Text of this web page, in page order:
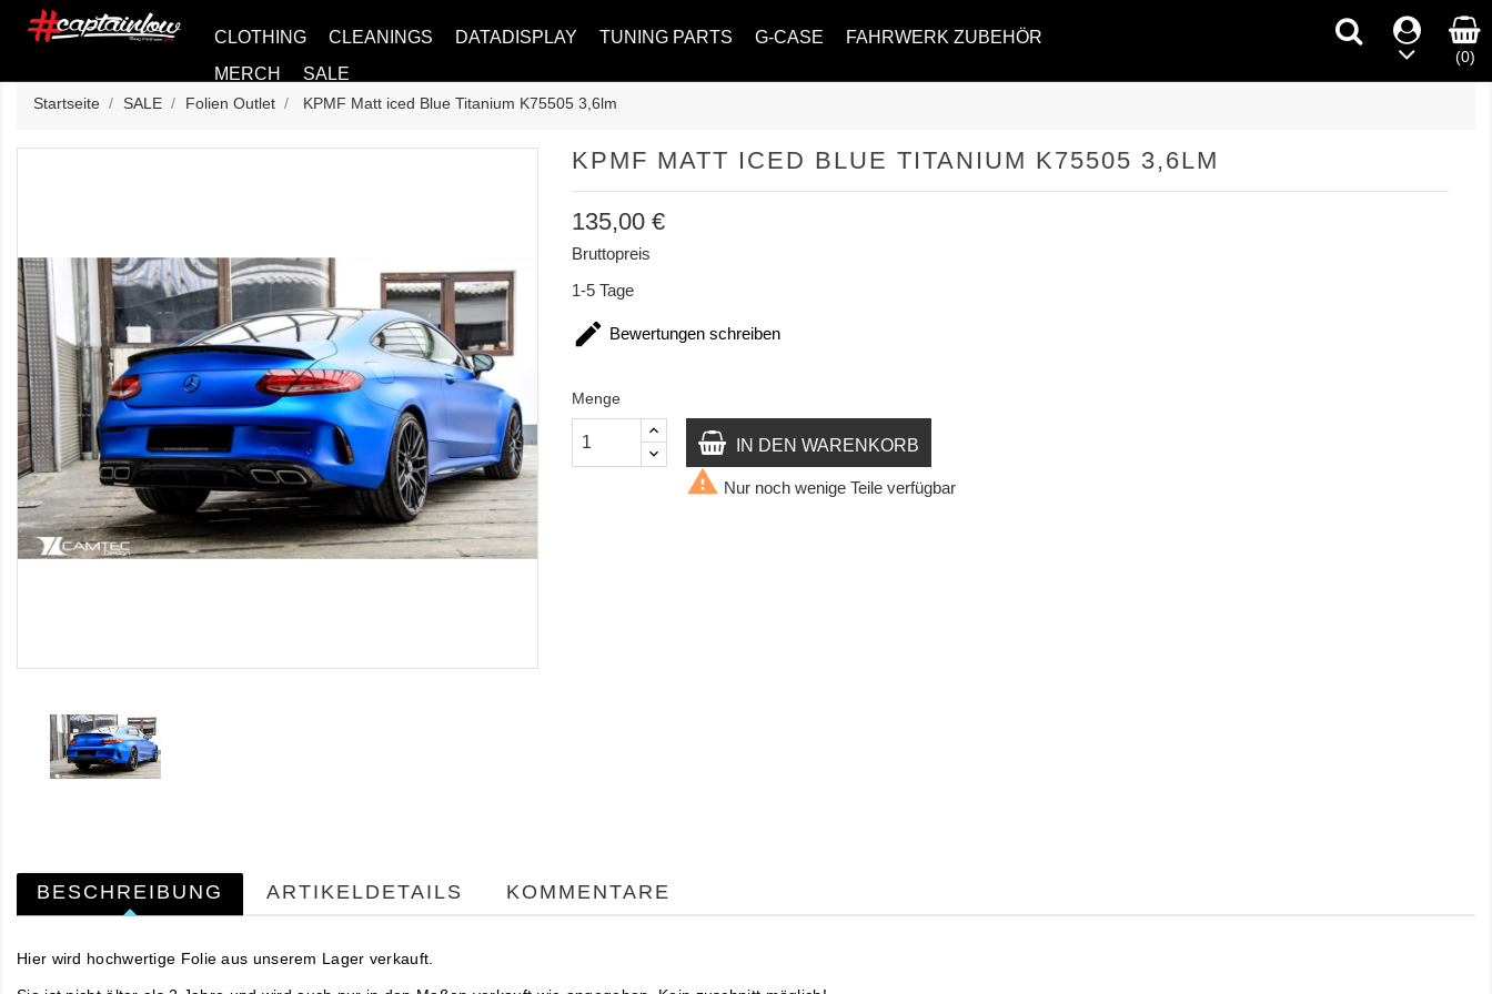
CLOTHING CLEANINGS DATADISPLAY TUNING PARTS G-CASE
FAHRWERK ZUBEHÖR
MERCH
SALE
(0)
Startseite SALE Folien Outlet KPMF Matt iced Blue Titanium K75505 3,6lm
KPMF MATT ICED BLUE TITANIUM K75505 3,6LM
135,00 €
Bruttopreis
1-5 Tage
 Bewertungen schreiben
Menge
IN DEN WARENKORB
 Nur noch wenige Teile verfügbar
BESCHREIBUNG ARTIKELDETAILS KOMMENTARE
Hier wird hochwertige Folie aus unserem Lager verkauft.